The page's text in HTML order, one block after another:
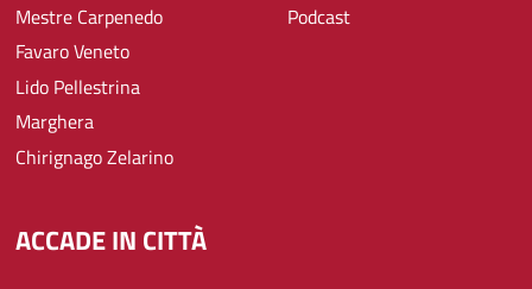
Mestre Carpenedo
Favaro Veneto
Lido Pellestrina
Marghera
Chirignago Zelarino
Podcast
ACCADE IN CITTÀ